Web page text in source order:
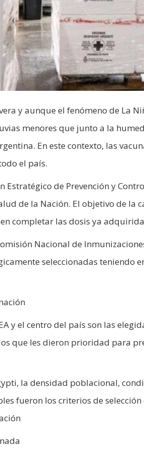
y aunque el fenómeno de La
menores que junto a la
En este contexto, las
el país.
Estratégico de Prevención y
de la Nación. El objetivo de la
completar las dosis ya
Nacional de
seleccionadas teniendo
y el centro del país son las
que les dieron prioridad para
la densidad poblacional,
fueron los criterios de